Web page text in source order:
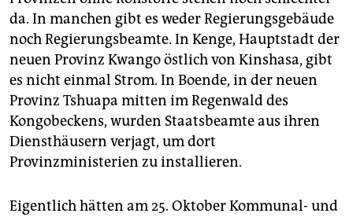
da. In manchen gibt es weder Regierungsgebäude
noch Regierungsbeamte. In Kenge, Hauptstadt der
neuen Provinz Kwango östlich von Kinshasa, gibt
es nicht einmal Strom. In Boende, in der neuen
Provinz Tshuapa mitten im Regenwald des
Kongobeckens, wurden Staatsbeamte aus ihren
Diensthäusern verjagt, um dort
Provinzministerien zu installieren.
Eigentlich hätten am 25. Oktober Kommunal- und